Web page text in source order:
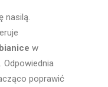
nasilą.
w
Odpowiednia
poprawić